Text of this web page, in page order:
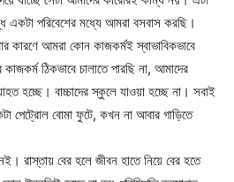
একটা পরিবেশের মধ্যে আমরা বসবাস করছি।
কারণে আমরা কোন কাজকর্মই স্বাভাবিকভাবে
ঠিকভাবে চালাতে পারছি না, আমাদের
হচ্ছে। বাচ্চাদের স্কুলে যাওয়া হচ্ছে না। সবাই
বোমা ফুটে, কখন না আবার গাড়িতে
রাস্তায় বের হলে জীবন হাতে নিয়ে বের হতে